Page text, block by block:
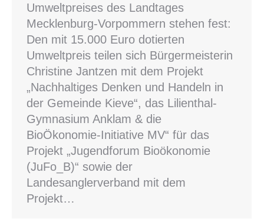
Umweltpreises des Landtages
Mecklenburg-Vorpommern stehen fest:
Den mit 15.000 Euro dotierten
Umweltpreis teilen sich Bürgermeisterin
Christine Jantzen mit dem Projekt
„Nachhaltiges Denken und Handeln in
der Gemeinde Kieve“, das Lilienthal-
Gymnasium Anklam & die
BioÖkonomie-Initiative MV“ für das
Projekt „Jugendforum Bioökonomie
(JuFo_B)“ sowie der
Landesanglerverband mit dem
Projekt…